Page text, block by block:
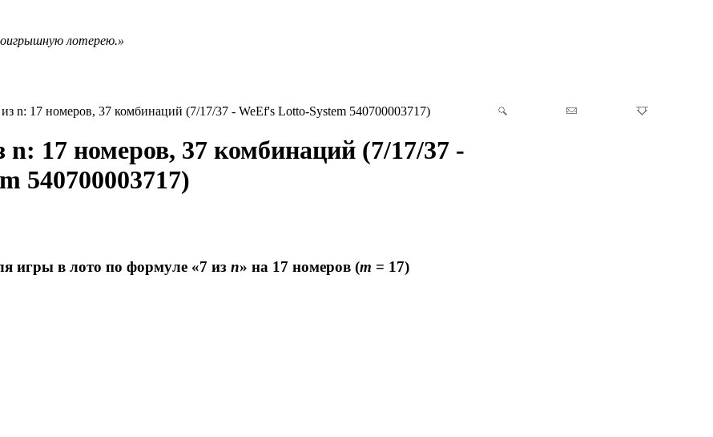
лотерею.»
n: 17 номеров, 37 комбинаций (7/17/37 - WeEf's Lotto-System 540700003717)
17 номеров, 37 комбинаций (7/17/37 -
540700003717)
игры в лото по формуле «7 из n» на 17 номеров (m = 17)